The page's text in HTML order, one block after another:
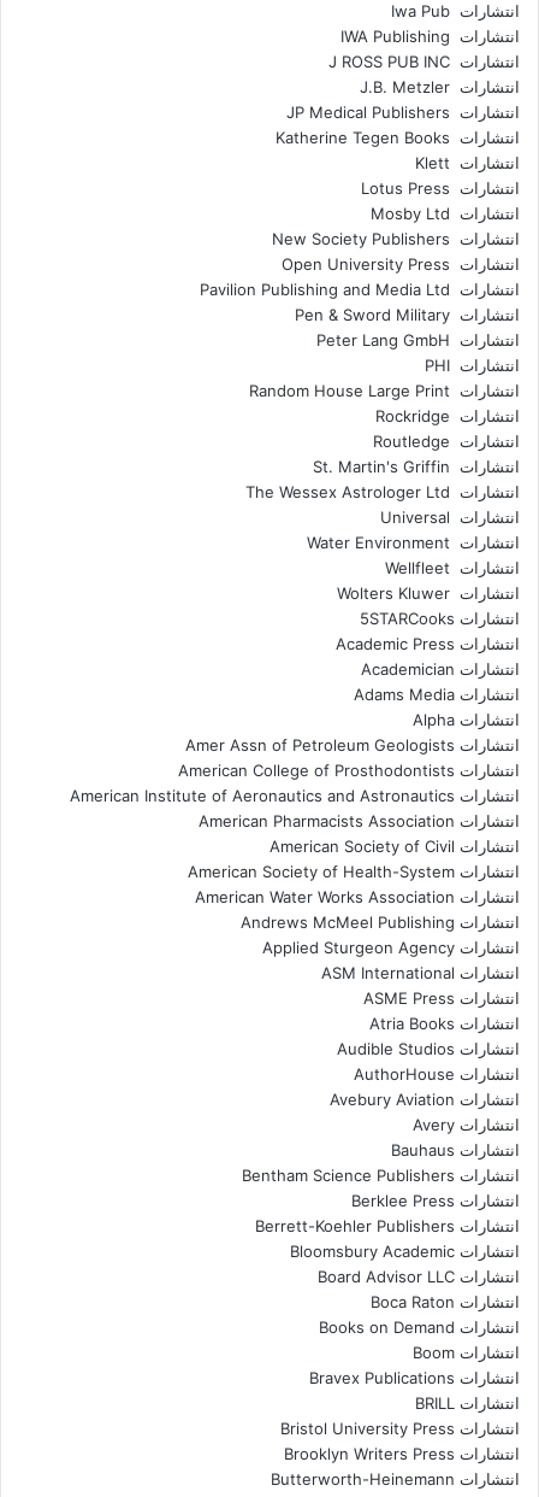
انتشارات Iwa Pub
انتشارات IWA Publishing
انتشارات J ROSS PUB INC
انتشارات J.B. Metzler
انتشارات JP Medical Publishers
انتشارات Katherine Tegen Books
انتشارات Klett
انتشارات Lotus Press
انتشارات Mosby Ltd
انتشارات New Society Publishers
انتشارات Open University Press
انتشارات Pavilion Publishing and Media Ltd
انتشارات Pen & Sword Military
انتشارات Peter Lang GmbH
انتشارات PHI
انتشارات Random House Large Print
انتشارات Rockridge
انتشارات Routledge
انتشارات St. Martin's Griffin
انتشارات The Wessex Astrologer Ltd
انتشارات Universal
انتشارات Water Environment
انتشارات Wellfleet
انتشارات Wolters Kluwer
انتشارات 5STARCooks
انتشارات Academic Press
انتشارات Academician
انتشارات Adams Media
انتشارات Alpha
انتشارات Amer Assn of Petroleum Geologists
انتشارات American College of Prosthodontists
انتشارات American Institute of Aeronautics and Astronautics
انتشارات American Pharmacists Association
انتشارات American Society of Civil
انتشارات American Society of Health-System
انتشارات American Water Works Association
انتشارات Andrews McMeel Publishing
انتشارات Applied Sturgeon Agency
انتشارات ASM International
انتشارات ASME Press
انتشارات Atria Books
انتشارات Audible Studios
انتشارات AuthorHouse
انتشارات Avebury Aviation
انتشارات Avery
انتشارات Bauhaus
انتشارات Bentham Science Publishers
انتشارات Berklee Press
انتشارات Berrett-Koehler Publishers
انتشارات Bloomsbury Academic
انتشارات Board Advisor LLC
انتشارات Boca Raton
انتشارات Books on Demand
انتشارات Boom
انتشارات Bravex Publications
انتشارات BRILL
انتشارات Bristol University Press
انتشارات Brooklyn Writers Press
انتشارات Butterworth-Heinemann